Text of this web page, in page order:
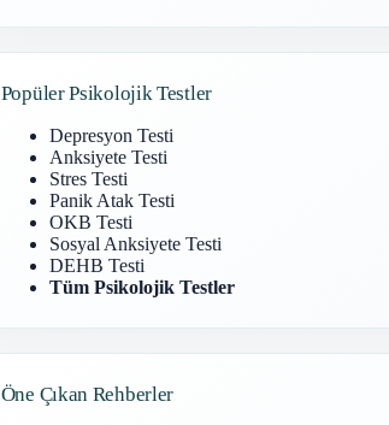
Popüler Psikolojik Testler
Depresyon Testi
Anksiyete Testi
Stres Testi
Panik Atak Testi
OKB Testi
Sosyal Anksiyete Testi
DEHB Testi
Tüm Psikolojik Testler
Öne Çıkan Rehberler